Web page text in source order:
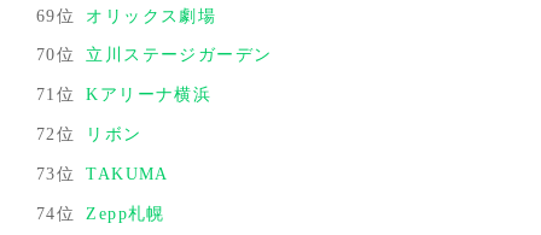
69位 オリックス劇場
70位 立川ステージガーデン
71位 Kアリーナ横浜
72位 リボン
73位 TAKUMA
74位 Zepp札幌